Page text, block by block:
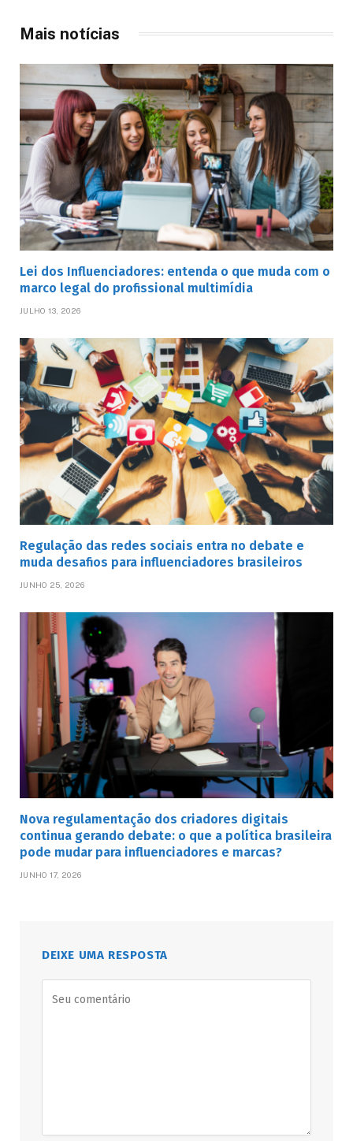
Mais notícias
Lei dos Influenciadores: entenda o que muda com o
marco legal do profissional multimídia
JULHO 13, 2026
Regulação das redes sociais entra no debate e
muda desafios para influenciadores brasileiros
JUNHO 25, 2026
Nova regulamentação dos criadores digitais
continua gerando debate: o que a política brasileira
pode mudar para influenciadores e marcas?
JUNHO 17, 2026
DEIXE UMA RESPOSTA